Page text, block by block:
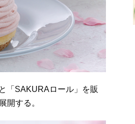
「SAKURAロール」を販
開する。